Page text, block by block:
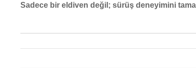
Sadece bir eldiven değil; sürüş deneyimini